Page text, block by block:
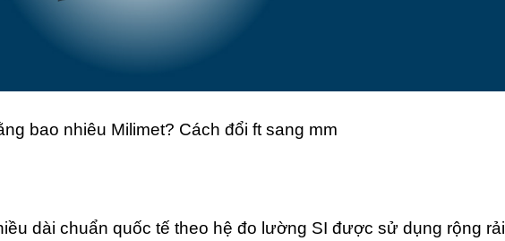
bao nhiêu Milimet? Cách đổi ft sang mm
dài chuẩn quốc tế theo hệ đo lường SI được sử dụng rộng rải